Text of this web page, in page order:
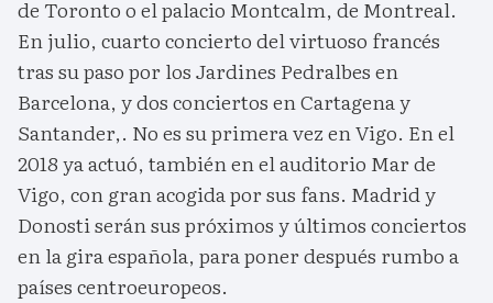
de Toronto o el palacio Montcalm, de Montreal.
En julio, cuarto concierto del virtuoso francés
tras su paso por los Jardines Pedralbes en
Barcelona, y dos conciertos en Cartagena y
Santander,. No es su primera vez en Vigo. En el
2018 ya actuó, también en el auditorio Mar de
Vigo, con gran acogida por sus fans. Madrid y
Donosti serán sus próximos y últimos conciertos
en la gira española, para poner después rumbo a
países centroeuropeos.